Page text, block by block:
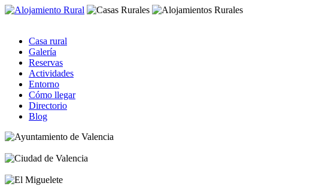
Casa rural
Galería
Reservas
Actividades
Entorno
Cómo llegar
Directorio
Blog